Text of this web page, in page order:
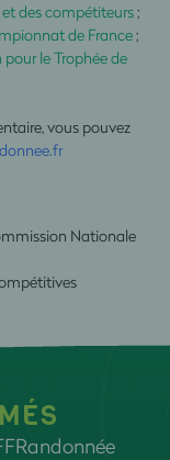
et des compétiteurs;
de France;
le Trophée de
vous pouvez
Nationale